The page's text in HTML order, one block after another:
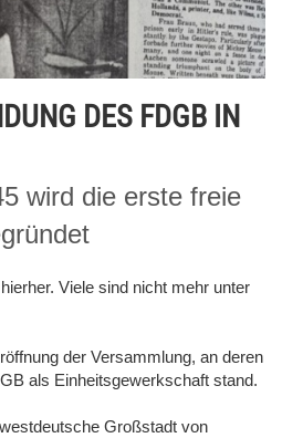
DES FDGB IN
wird die erste freie
Viele sind nicht mehr unter
der Versammlung, an deren
als Einheitsgewerkschaft stand.
Großstadt von